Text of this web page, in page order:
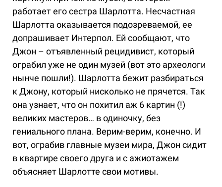
работает его сестра Шарлотта. Несчастная
Шарлотта оказывается подозреваемой, ее
допрашивает Интерпол. Ей сообщают, что
Джон – отъявленный рецидивист, который
ограбил уже не один музей (вот это археологи
нынче пошли!). Шарлотта бежит разбираться
к Джону, который нисколько не прячется. Так
она узнает, что он похитил аж 6 картин (!)
великих мастеров… в одиночку, без
гениального плана. Верим-верим, конечно. И
вот, ограбив главные музеи мира, Джон сидит
в квартире своего друга и с ажиотажем
объясняет Шарлотте свои мотивы.